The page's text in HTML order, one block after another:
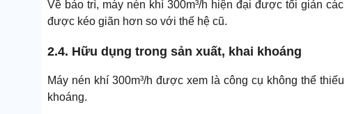
Về bảo trì, máy nén khí 300m³/h hiện đại được tối giản
được kéo giãn hơn so với thế hệ cũ.
2.4. Hữu dụng trong sản xuất, khai khoáng
Máy nén khí 300m³/h được xem là công cụ không thể
khoáng.